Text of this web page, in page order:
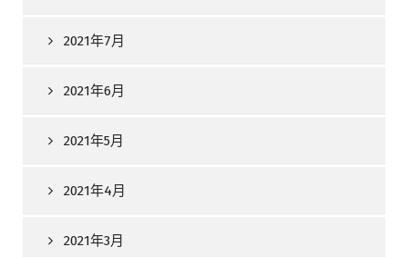
2021年7月
2021年6月
2021年5月
2021年4月
2021年3月